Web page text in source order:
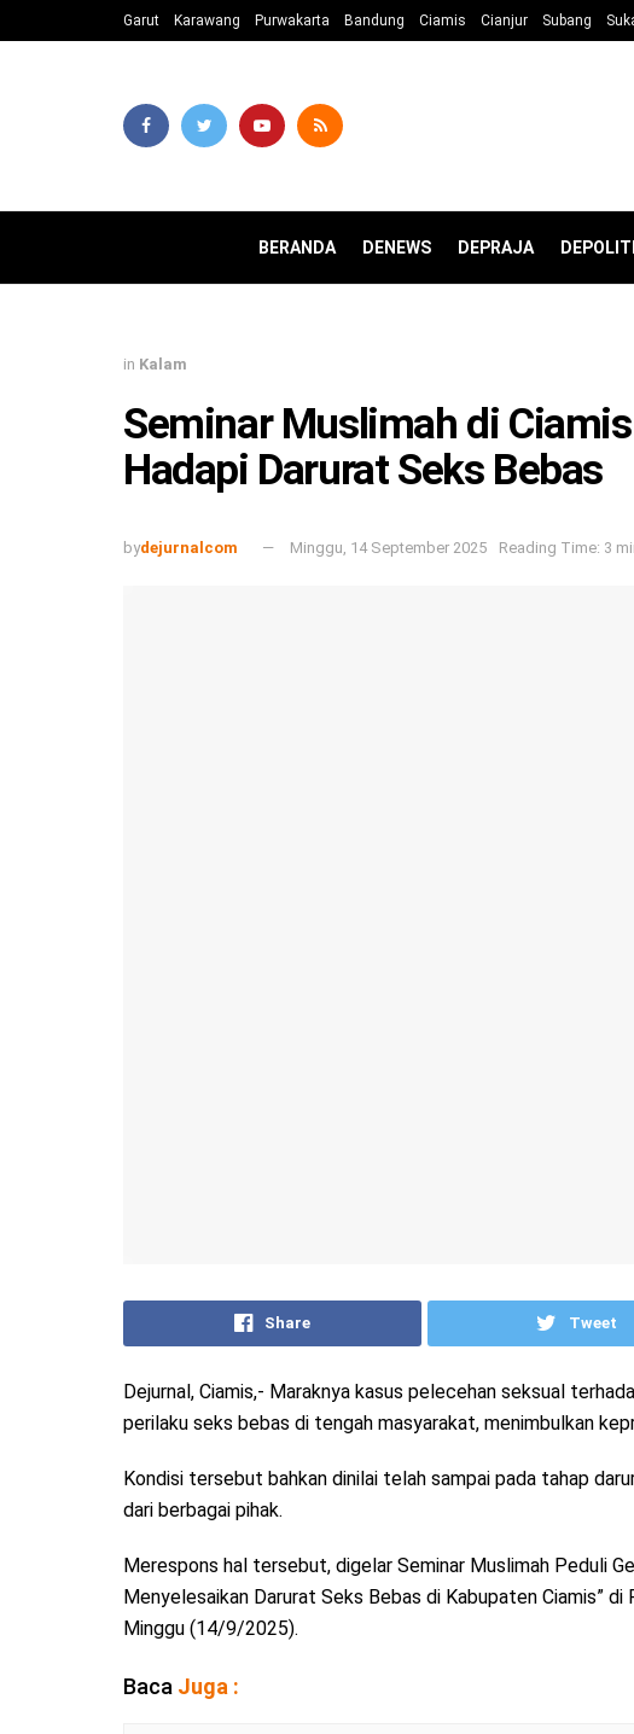
Garut Karawang Purwakarta Bandung Ciamis Cianjur Subang
BERANDA DENEWS DEPRAJA
in Kalam
Seminar Muslimah di
Hadapi Darurat Seks Bebas
bydejurnalcom Minggu, 14 September 2025 Reading Time: 3
Share Tweet
Dejurnal, Ciamis,- Maraknya kasus pelecehan seksual
perilaku seks bebas di tengah masyarakat, menimbulkan
Kondisi tersebut bahkan dinilai telah sampai pada tahap
dari berbagai pihak.
Merespons hal tersebut, digelar Seminar Muslimah Peduli
Menyelesaikan Darurat Seks Bebas di Kabupaten Ciamis” di
Minggu (14/9/2025).
Baca Juga :